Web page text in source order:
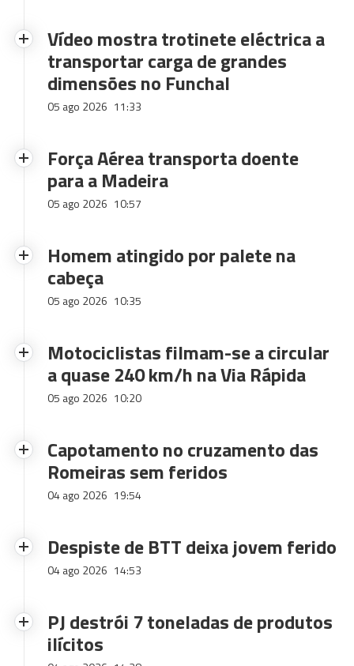
Vídeo mostra trotinete eléctrica a
transportar carga de grandes
dimensões no Funchal
05 ago 2026 11:33
Força Aérea transporta doente
para a Madeira
05 ago 2026 10:57
Homem atingido por palete na
cabeça
05 ago 2026 10:35
Motociclistas filmam-se a circular
a quase 240 km/h na Via Rápida
05 ago 2026 10:20
Capotamento no cruzamento das
Romeiras sem feridos
04 ago 2026 19:54
Despiste de BTT deixa jovem ferido
04 ago 2026 14:53
PJ destrói 7 toneladas de produtos
ilícitos